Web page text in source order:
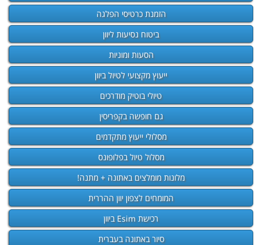
הזמנת כרטיסי הפלגה
ביטוח נסיעות ליוון
הסעות ומוניות
ייעוץ מקצועי לטיול ביוון
טיולי בוטיק מודרכים
גם חופשה בקפריסין
מסלולי ייעוץ מתקדמים
מסלול טיול בפלופונס
מלונות מומלצים באתונה + מתנה!
המומחים לצפון יוון ההררית
רכישת Esim ביוון
סיור באתונה בעברית